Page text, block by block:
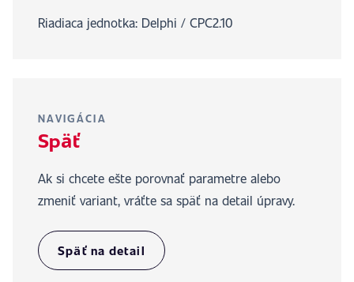
Riadiaca jednotka: Delphi / CPC2.10
NAVIGÁCIA
Späť
Ak si chcete ešte porovnať parametre alebo
zmeniť variant, vráťte sa späť na detail úpravy.
Späť na detail